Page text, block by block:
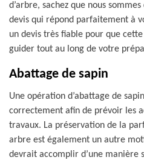
d’arbre, sachez que nous
devis qui répond parfaitement à
un devis très fiable pour que
guider tout au long de votre
Abattage de sapin
Une opération d’abattage de
correctement afin de prévoir les
travaux. La préservation de la
arbre est également un autre
devrait accomplir d’une manière